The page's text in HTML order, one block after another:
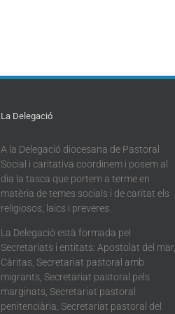
La Delegació
A la Delegació diocesana de Pastoral
Social i caritativa coordinem i posem al
dia la tasca que portem a terme en
matèria de temes socials i de caritat els
religiosos, laics i preveres.
La Delegació està formada pel
Secretariats i entitats: Apostolat del mar,
Càritas, Secretariat pastoral amb
migrants, Secretariat pastoral pels
marginats, Secretariat pastoral
penitenciària, Secretariat pastoral del